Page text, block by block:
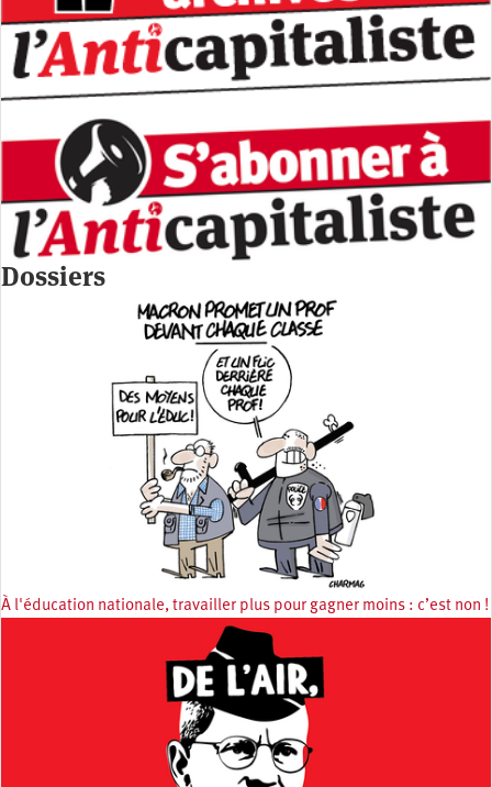
Dossiers
À l'éducation nationale, travailler plus pour gagner moins : c’est non !